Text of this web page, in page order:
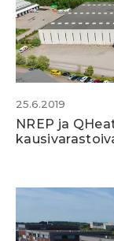
25.6.2019
NREP ja